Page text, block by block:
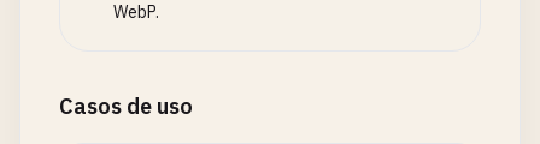
WebP.
Casos de uso